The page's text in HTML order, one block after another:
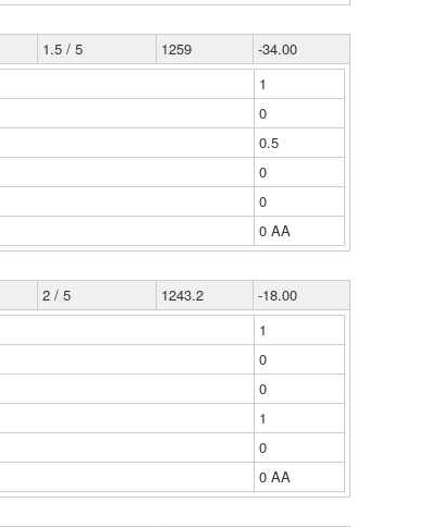
1.5 / 5 1259
-34.00
1
0
0.5
0
0
0 ΑΑ
2 / 5 1243.2
-18.00
1
0
0
1
0
0 ΑΑ